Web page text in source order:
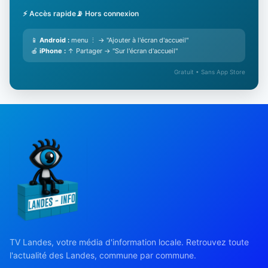
⚡ Accès rapide📡 Hors connexion
📱 Android : menu ⋮ → "Ajouter à l'écran d'accueil"
🍎 iPhone : ↑ Partager → "Sur l'écran d'accueil"
Gratuit • Sans App Store
TV Landes, votre média d'information locale. Retrouvez toute
l'actualité des Landes, commune par commune.